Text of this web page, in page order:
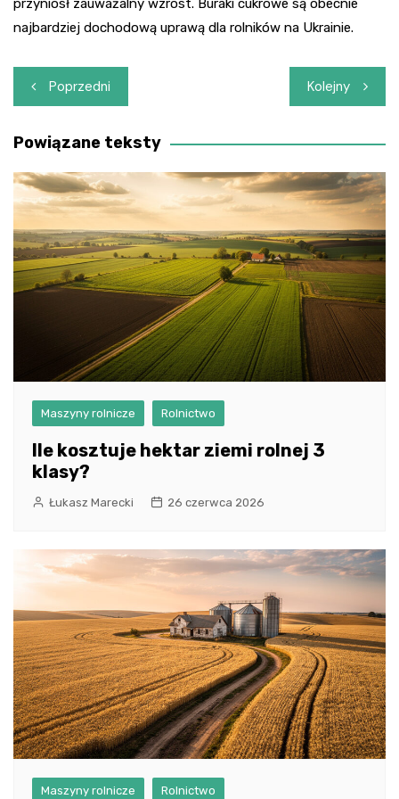
przyniósł zauważalny wzrost. Buraki cukrowe są obecnie
najbardziej dochodową uprawą dla rolników na Ukrainie.
Nawigacja
wpisu
Poprzedni Kolejny
Powiązane teksty
Maszyny rolnicze Rolnictwo
Ile kosztuje hektar ziemi rolnej 3
klasy?
Łukasz Marecki 26 czerwca 2026
Maszyny rolnicze Rolnictwo